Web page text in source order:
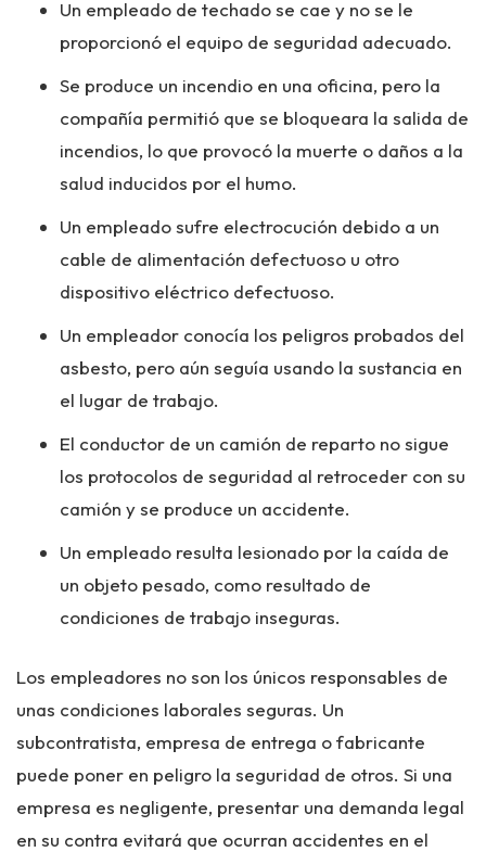
Un empleado de techado se cae y no se le
proporcionó el equipo de seguridad adecuado.
Se produce un incendio en una oficina, pero la
compañía permitió que se bloqueara la salida de
incendios, lo que provocó la muerte o daños a la
salud inducidos por el humo.
Un empleado sufre electrocución debido a un
cable de alimentación defectuoso u otro
dispositivo eléctrico defectuoso.
Un empleador conocía los peligros probados del
asbesto, pero aún seguía usando la sustancia en
el lugar de trabajo.
El conductor de un camión de reparto no sigue
los protocolos de seguridad al retroceder con su
camión y se produce un accidente.
Un empleado resulta lesionado por la caída de
un objeto pesado, como resultado de
condiciones de trabajo inseguras.
Los empleadores no son los únicos responsables de
unas condiciones laborales seguras. Un
subcontratista, empresa de entrega o fabricante
puede poner en peligro la seguridad de otros. Si una
empresa es negligente, presentar una demanda legal
en su contra evitará que ocurran accidentes en el